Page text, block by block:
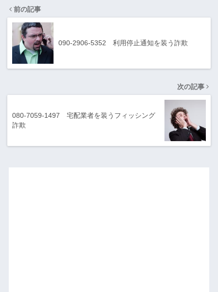
前の記事
090-2906-5352 利用停止通知を装う詐欺
次の記事
080-7059-1497 宅配業者を装うフィッシング
詐欺